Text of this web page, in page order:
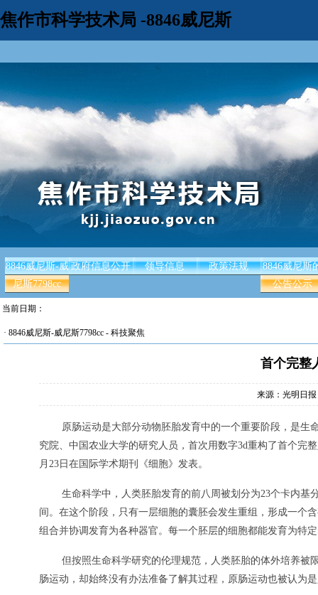
焦作市科学技术局 -8846威尼斯
8846威尼斯-威
尼斯7798cc
政府信息公开 领导信息 政策法规
8846威尼斯
公告公示
当前日期：
· 8846威尼斯-威尼斯7798cc - 科技聚焦
首个完整
来源：光明日
原肠运动是大部分动物胚胎发育中的一个重要阶段，是
究院、中国农业大学的研究人员，首次用数字3d重构了首个完
月23日在国际学术期刊《细胞》发表。
生命科学中，人类胚胎发育的前八周被划分为23个卡内基
间。在这个阶段，只有一层细胞的囊胚会发生重组，形成一个
组合并协调发育为各种器官。每一个胚层的细胞都能发育为特
但按照生命科学研究的伦理规范，人类胚胎的体外培养被
肠运动，却始终没有办法准备了解其过程，原肠运动也被认为